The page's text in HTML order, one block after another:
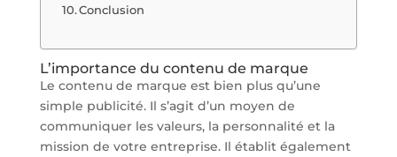
Conclusion
L’importance du contenu de marque
Le contenu de marque est bien plus qu’une
simple publicité. Il s’agit d’un moyen de
communiquer les valeurs, la personnalité et la
mission de votre entreprise. Il établit également